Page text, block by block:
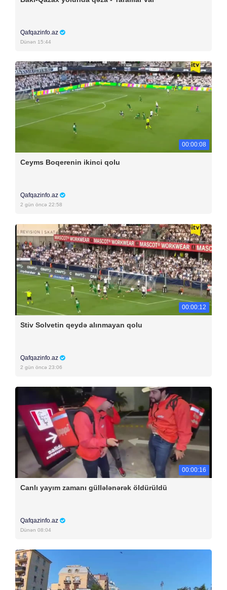
Qafqazinfo.az
Dünən 15:44
00:00:08
Ceyms Boqerenin ikinci qolu
Qafqazinfo.az
2 gün öncə 22:58
00:00:12
Stiv Solvetin qeydə alınmayan qolu
Qafqazinfo.az
2 gün öncə 23:06
00:00:16
Canlı yayım zamanı güllələnərək öldürüldü
Qafqazinfo.az
Dünən 08:04